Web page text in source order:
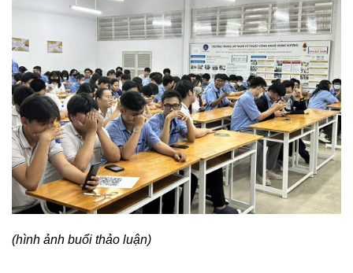
(hình ảnh buổi thảo luận)